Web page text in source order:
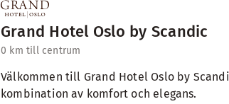
Grand Hotel Oslo by Scandic
0 km till centrum
Välkommen till Grand Hotel Oslo by
kombination av komfort och elegans.